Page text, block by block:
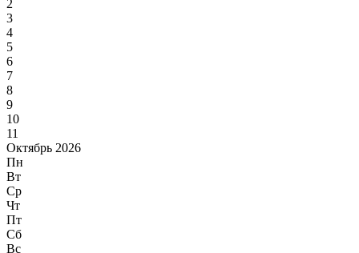
2
3
4
5
6
7
8
9
10
11
Октябрь 2026
Пн
Вт
Ср
Чт
Пт
Сб
Вс